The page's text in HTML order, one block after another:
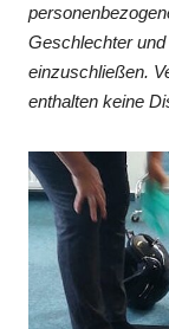
Geschlechter
einzuschließen.
enthalten keine